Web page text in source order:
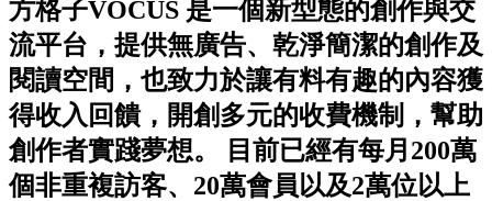
方格子VOCUS 是一個新型態的創作與交
流平台，提供無廣告、乾淨簡潔的創作及
閱讀空間，也致力於讓有料有趣的內容獲
得收入回饋，開創多元的收費機制，幫助
創作者實踐夢想。 目前已經有每月200萬
個非重複訪客、20萬會員以及2萬位以上